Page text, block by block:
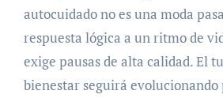
autocuidado no es una moda
respuesta lógica a un ritmo de
exige pausas de alta calidad. El
bienestar seguirá evolucionando